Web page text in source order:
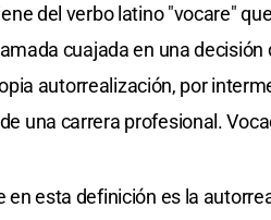
del verbo latino "vocare"
cuajada en una
autorrealización, por
una carrera profesional.
esta definición es la